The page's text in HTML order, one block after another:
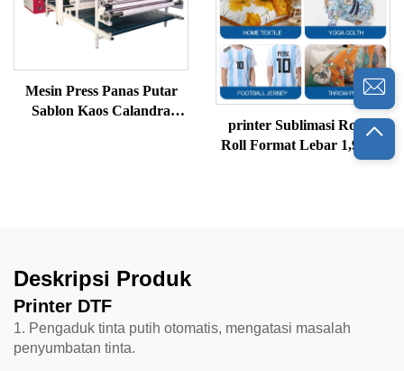
Mesin Press Panas Putar
Sablon Kaos Calandra
printer Sublimasi Roll to
Roll Format Lebar 1,9m, 8
Kepala, Harga Kompetitif
Deskripsi Produk
Printer DTF
1. Pengaduk tinta putih otomatis, mengatasi masalah
penyumbatan tinta.